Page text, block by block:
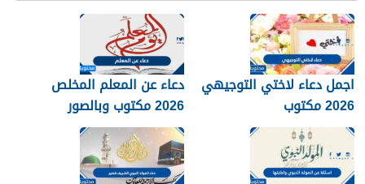
اجمل دعاء لاختي التوجيهي
2026 مكتوب
دعاء عن المعلم المخلص
2026 مكتوب وبالصور